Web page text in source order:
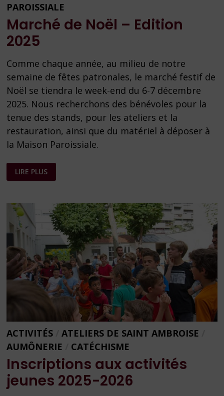
PAROISSIALE
Marché de Noël – Edition
2025
Comme chaque année, au milieu de notre
semaine de fêtes patronales, le marché festif de
Noël se tiendra le week-end du 6-7 décembre
2025. Nous recherchons des bénévoles pour la
tenue des stands, pour les ateliers et la
restauration, ainsi que du matériel à déposer à
la Maison Paroissiale.
MARCHÉ
DE
NOËL
2025
LIRE PLUS
ACTIVITÉS /ATELIERS DE SAINT AMBROISE
AUMÔNERIE
CATÉCHISME
Inscriptions aux activités
jeunes 2025-2026